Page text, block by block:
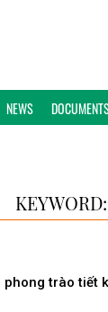
NEWS
phong trào tiết